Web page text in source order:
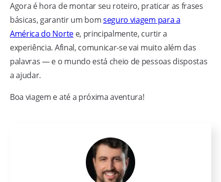
Agora é hora de montar seu roteiro, praticar as frases
básicas, garantir um bomseguro viagem para a
América do Nortee, principalmente, curtir a
experiência. Afinal, comunicar-se vai muito além das
palavras — e o mundo está cheio de pessoas dispostas
a ajudar.
Boa viagem e até a próxima aventura!